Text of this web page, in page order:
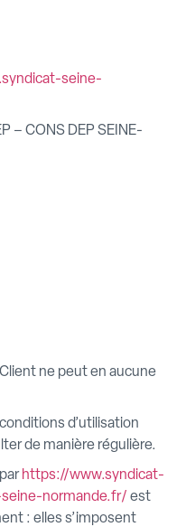
seine-
– CONS DEP SEINE-
ne peut en aucune
d’utilisation
de manière régulière.
https://www.syndicat-
normande.fr/ est
: elles s’imposent